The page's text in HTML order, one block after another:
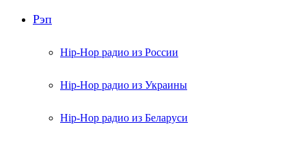
Рэп
Hip-Hop радио из России
Hip-Hop радио из Украины
Hip-Hop радио из Беларуси